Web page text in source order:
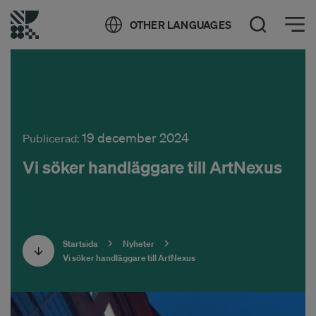
OTHER LANGUAGES Öppna sök
Öppna meny
Publicerad: 19 december 2024
Vi söker handläggare till ArtNexus
Startsida
Nyheter
Vi söker handläggare till ArtNexus